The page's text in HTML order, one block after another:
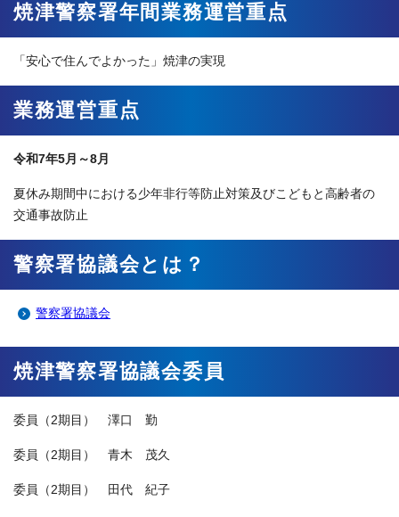
焼津警察署年間業務運営重点
「安心で住んでよかった」焼津の実現
業務運営重点
令和7年5月～8月
夏休み期間中における少年非行等防止対策及びこどもと高齢者の
交通事故防止
警察署協議会とは？
警察署協議会
焼津警察署協議会委員
委員（2期目） 澤口 勤
委員（2期目） 青木 茂久
委員（2期目） 田代 紀子